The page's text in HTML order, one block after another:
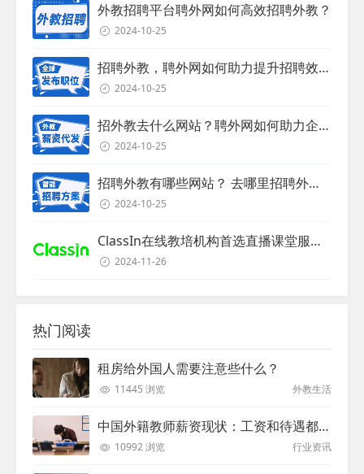
外教招聘平台聘外网如何高效招聘外教？
2024-10-25
招聘外教，聘外网如何助力提升招聘效率？
2024-10-25
招外教去什么网站？聘外网如何助力企业外教招聘
2024-10-25
招聘外教有哪些网站？ 去哪里招聘外教？
2024-10-25
ClassIn在线教培机构首选直播课堂服务商
2024-11-26
热门阅读
租房给外国人需要注意些什么？
11445 浏览 外教生活
中国外籍教师薪资现状：工资和待遇都非常高
10992 浏览 行业资讯